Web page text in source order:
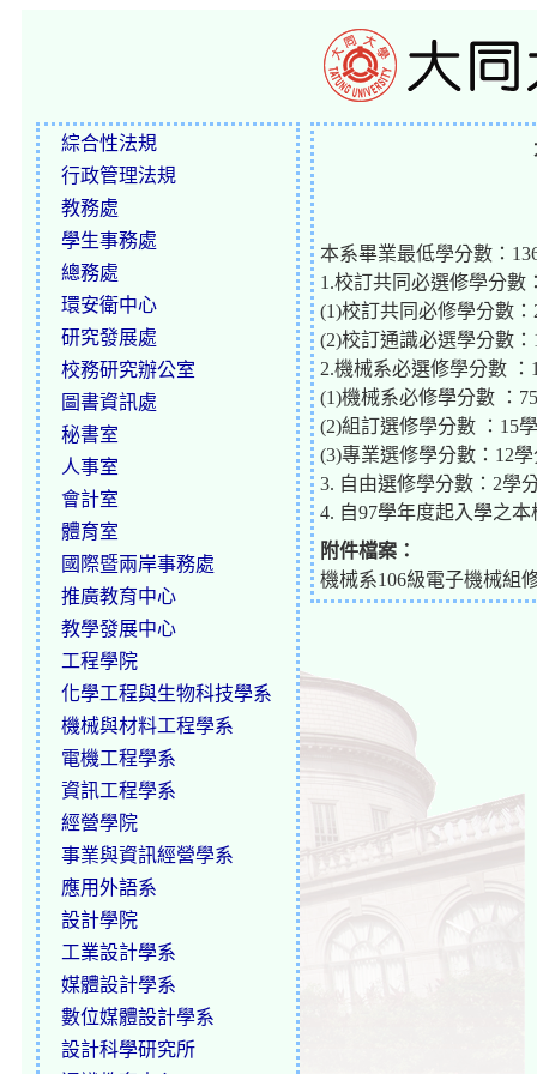
綜合性法規
行政管理法規
教務處
學生事務處
總務處
環安衛中心
研究發展處
校務研究辦公室
圖書資訊處
秘書室
人事室
會計室
體育室
國際暨兩岸事務處
推廣教育中心
教學發展中心
工程學院
化學工程與生物科技學系
機械與材料工程學系
電機工程學系
資訊工程學系
經營學院
事業與資訊經營學系
應用外語系
設計學院
工業設計學系
媒體設計學系
數位媒體設計學系
設計科學研究所
本系畢業最低學分數：
1.校訂共同必選修學分數
(1)校訂共同必修學分數：
(2)校訂通識必選學分數：
2.機械系必選修學分數 ：
(1)機械系必修學分數 ：
(2)組訂選修學分數 ：15
(3)專業選修學分數：12
3. 自由選修學分數：2學
4. 自97學年度起入學之
附件檔案：
機械系106級電子機械組